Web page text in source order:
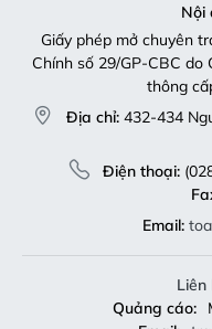
Nội
Giấy phép mở chuyên
Chính số 29/GP-CBC do
thông
Địa chỉ: 432-434
Điện thoại:
Email:
Quảng cáo: